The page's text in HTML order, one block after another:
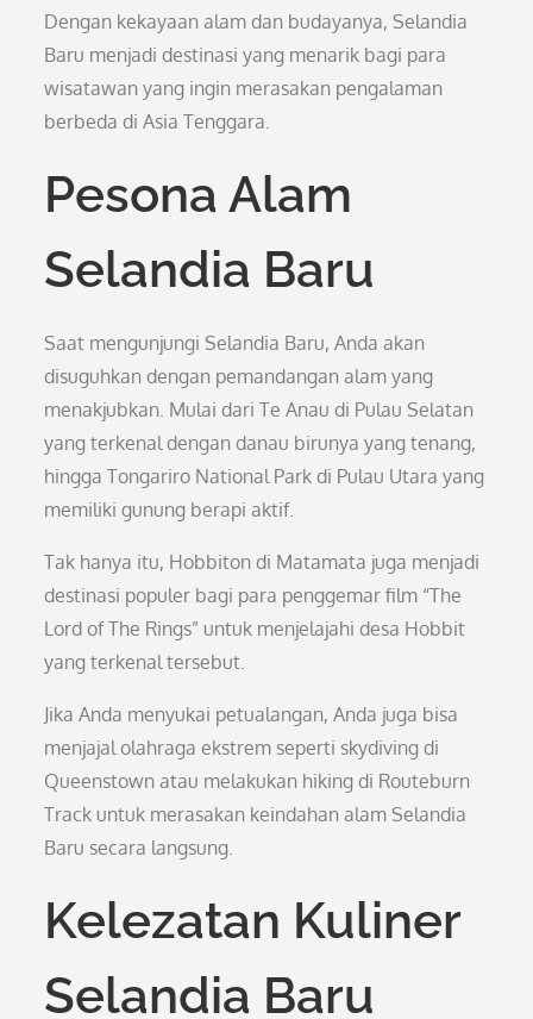
Dengan kekayaan alam dan budayanya, Selandia
Baru menjadi destinasi yang menarik bagi para
wisatawan yang ingin merasakan pengalaman
berbeda di Asia Tenggara.
Pesona Alam
Selandia Baru
Saat mengunjungi Selandia Baru, Anda akan
disuguhkan dengan pemandangan alam yang
menakjubkan. Mulai dari Te Anau di Pulau Selatan
yang terkenal dengan danau birunya yang tenang,
hingga Tongariro National Park di Pulau Utara yang
memiliki gunung berapi aktif.
Tak hanya itu, Hobbiton di Matamata juga menjadi
destinasi populer bagi para penggemar film “The
Lord of The Rings” untuk menjelajahi desa Hobbit
yang terkenal tersebut.
Jika Anda menyukai petualangan, Anda juga bisa
menjajal olahraga ekstrem seperti skydiving di
Queenstown atau melakukan hiking di Routeburn
Track untuk merasakan keindahan alam Selandia
Baru secara langsung.
Kelezatan Kuliner
Selandia Baru